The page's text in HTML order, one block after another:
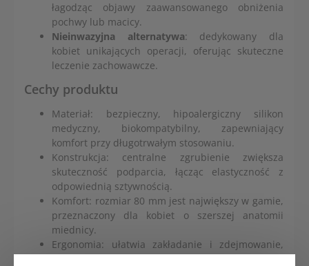
łagodząc objawy zaawansowanego obniżenia
pochwy lub macicy.
Nieinwazyjna alternatywa: dedykowany dla
kobiet unikających operacji, oferując skuteczne
leczenie zachowawcze.
Cechy produktu
Materiał: bezpieczny, hipoalergiczny silikon
medyczny, biokompatybilny, zapewniający
komfort przy długotrwałym stosowaniu.
Konstrukcja: centralne zgrubienie zwiększa
skuteczność podparcia, łącząc elastyczność z
odpowiednią sztywnością.
Komfort: rozmiar 80 mm jest największy w gamie,
przeznaczony dla kobiet o szerszej anatomii
miednicy.
Ergonomia: ułatwia zakładanie i zdejmowanie,
zapewniając wygodę w codziennym użytkowaniu.